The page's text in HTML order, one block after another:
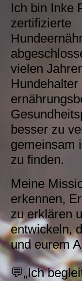
Ich bin Inke
zertifizierte
vielen
Hundehalter
besser zu
gemeinsam
zu finden.
Meine
erkennen,
zu erklären
entwickeln,
und eurem
💬„Ich